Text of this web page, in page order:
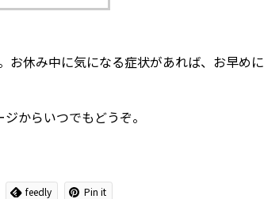
お休み中に気になる症状があれば、お早めに
からいつでもどうぞ。
feedly Pin it